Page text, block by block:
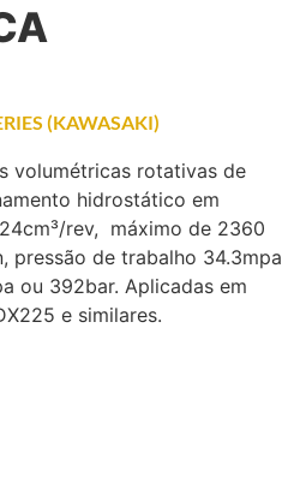
(KAWASAKI)
volumétricas rotativas de
hidrostático em
rev, máximo de 2360
pressão de trabalho 34.3mpa
ou 392bar. Aplicadas em
e similares.